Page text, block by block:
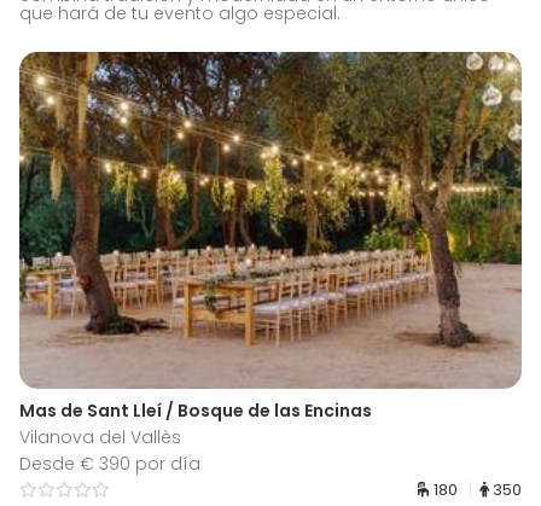
que hará de tu evento algo especial.
Mas de Sant Lleí / Bosque de las Encinas
Vilanova del Vallès
Desde € 390 por día
180 350